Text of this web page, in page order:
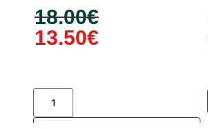
18.00€
13.50€